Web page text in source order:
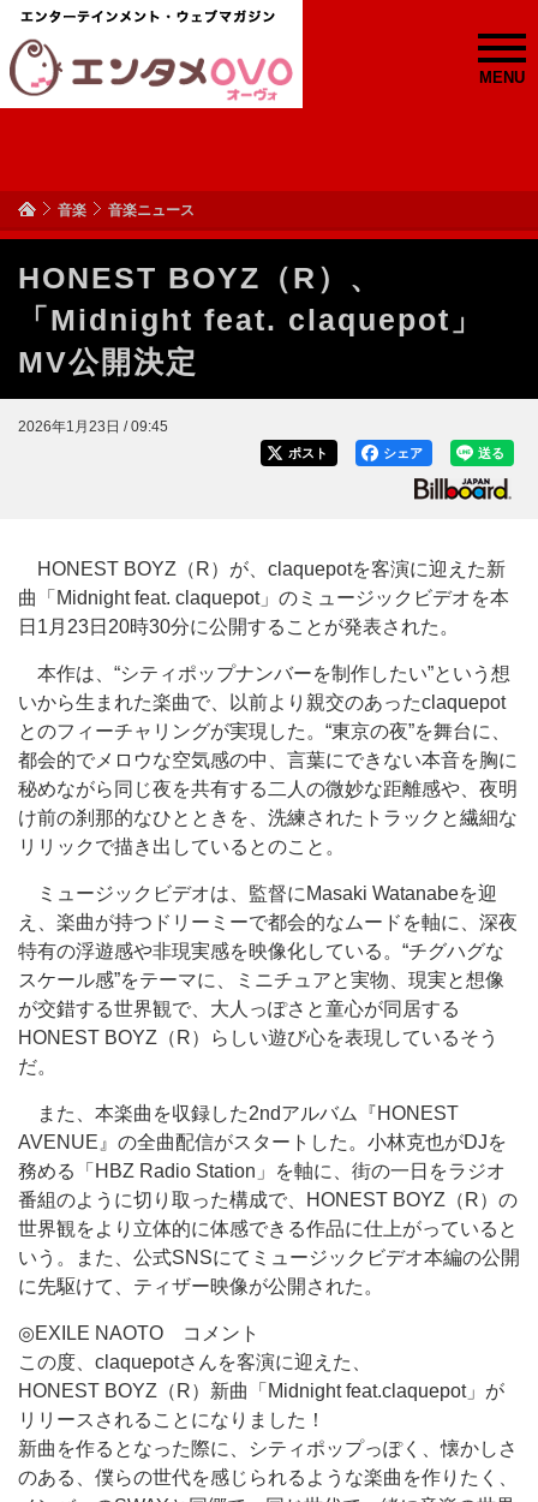
MENU
音楽 音楽ニュース
HONEST BOYZ（R）、
「Midnight feat. claquepot」
MV公開決定
2026年1月23日 / 09:45
送る
シェア
ポスト
HONEST BOYZ（R）が、claquepotを客演に迎えた新
曲「Midnight feat. claquepot」のミュージックビデオを本
日1月23日20時30分に公開することが発表された。
本作は、“シティポップナンバーを制作したい”という想
いから生まれた楽曲で、以前より親交のあったclaquepot
とのフィーチャリングが実現した。“東京の夜”を舞台に、
都会的でメロウな空気感の中、言葉にできない本音を胸に
秘めながら同じ夜を共有する二人の微妙な距離感や、夜明
け前の刹那的なひとときを、洗練されたトラックと繊細な
リリックで描き出しているとのこと。
ミュージックビデオは、監督にMasaki Watanabeを迎
え、楽曲が持つドリーミーで都会的なムードを軸に、深夜
特有の浮遊感や非現実感を映像化している。“チグハグな
スケール感”をテーマに、ミニチュアと実物、現実と想像
が交錯する世界観で、大人っぽさと童心が同居する
HONEST BOYZ（R）らしい遊び心を表現しているそう
だ。
また、本楽曲を収録した2ndアルバム『HONEST
AVENUE』の全曲配信がスタートした。小林克也がDJを
務める「HBZ Radio Station」を軸に、街の一日をラジオ
番組のように切り取った構成で、HONEST BOYZ（R）の
世界観をより立体的に体感できる作品に仕上がっていると
いう。また、公式SNSにてミュージックビデオ本編の公開
に先駆けて、ティザー映像が公開された。
◎EXILE NAOTO コメント
この度、claquepotさんを客演に迎えた、
HONEST BOYZ（R）新曲「Midnight feat.claquepot」が
リリースされることになりました！
新曲を作るとなった際に、シティポップっぽく、懐かしさ
のある、僕らの世代を感じられるような楽曲を作りたく、